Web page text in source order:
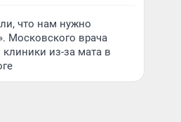
что нам нужно
Московского врача
из-за мата в